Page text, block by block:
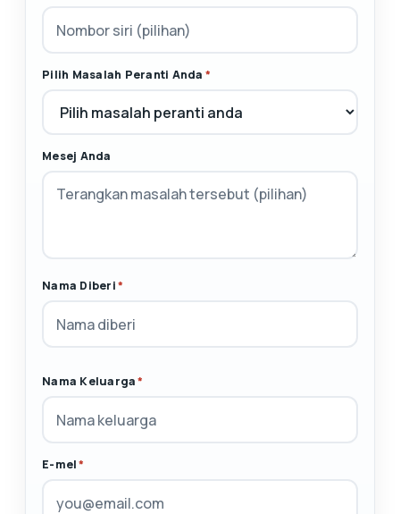
Pilih Masalah Peranti Anda *
Mesej Anda
Nama Diberi*
Nama Keluarga*
E-mel*